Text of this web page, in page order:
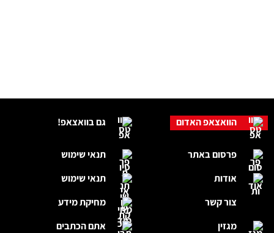
גם בוואצאפ!
תנאי שימוש
תנאי שימוש
מחיקת מידע
אתם הכתבים
הוואצאפ האדום
פרסום באתר
אודות
צור קשר
מגזין